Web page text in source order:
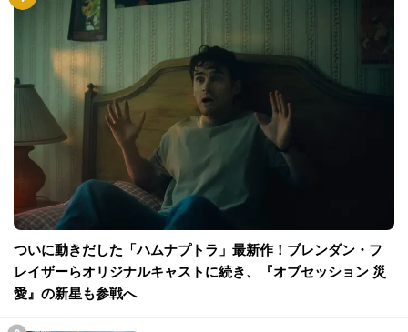
ついに動きだした「ハムナプトラ」最新作！ブレンダン・フ
レイザーらオリジナルキャストに続き、『オブセッション 災
愛』の新星も参戦へ